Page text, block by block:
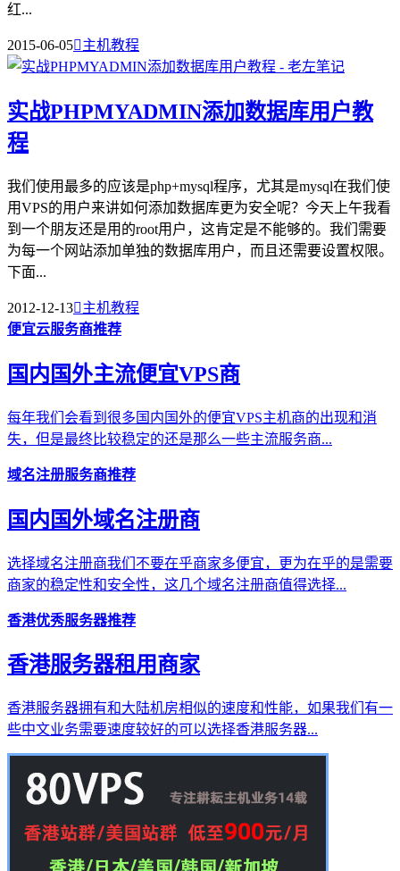
红...
2015-06-05主机教程
实战PHPMYADMIN添加数据库用户教
程
我们使用最多的应该是php+mysql程序，尤其是mysql在我们使
用VPS的用户来讲如何添加数据库更为安全呢？今天上午我看
到一个朋友还是用的root用户，这肯定是不能够的。我们需要
为每一个网站添加单独的数据库用户，而且还需要设置权限。
下面...
2012-12-13主机教程
便宜云服务商推荐
国内国外主流便宜VPS商
每年我们会看到很多国内国外的便宜VPS主机商的出现和消
失，但是最终比较稳定的还是那么一些主流服务商...
域名注册服务商推荐
国内国外域名注册商
选择域名注册商我们不要在乎商家多便宜，更为在乎的是需要
商家的稳定性和安全性，这几个域名注册商值得选择...
香港优秀服务器推荐
香港服务器租用商家
香港服务器拥有和大陆机房相似的速度和性能，如果我们有一
些中文业务需要速度较好的可以选择香港服务器...